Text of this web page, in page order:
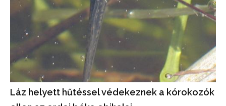
Láz helyett hűtéssel védekeznek a kórokozók